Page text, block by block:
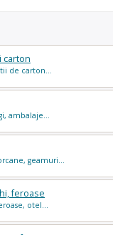
carton
de carton...
ambalaje...
geamuri...
feroase
otel...